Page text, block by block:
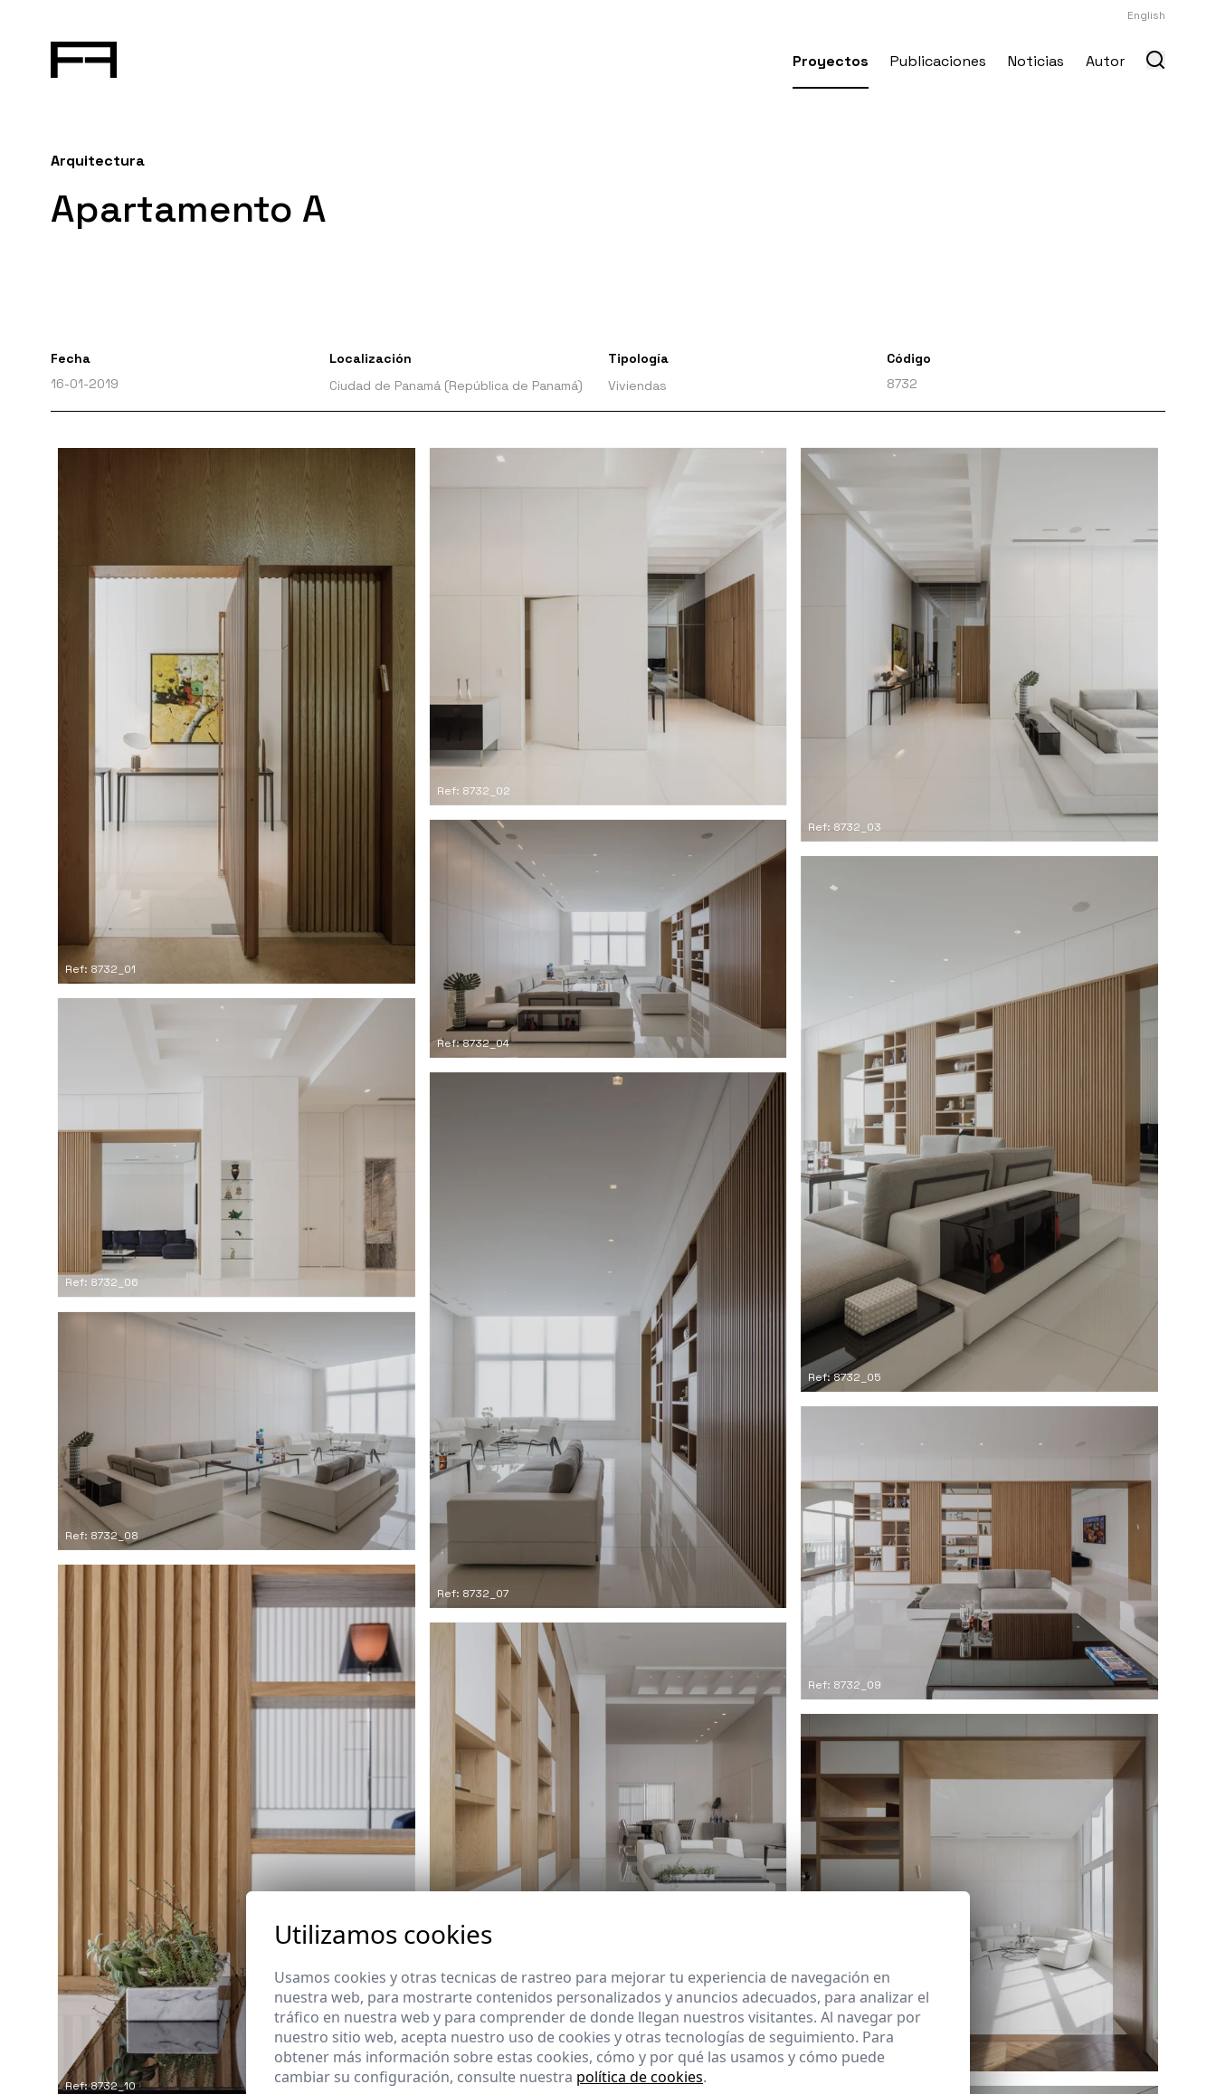
English
Proyectos Publicaciones Noticias Autor
Arquitectura
Apartamento A
Fecha
16-01-2019
Localización
Ciudad de Panamá (República de Panamá)
Tipología
Viviendas
Código
8732
Ref: 8732_01
Ref: 8732_02
Ref: 8732_03
Ref: 8732_04
Ref: 8732_05
Ref: 8732_06
Ref: 8732_07
Ref: 8732_08
Ref: 8732_09
Ref: 8732_10
Ref: 8732_12
Utilizamos cookies
Usamos cookies y otras tecnicas de rastreo para mejorar tu experiencia de navegación en
nuestra web, para mostrarte contenidos personalizados y anuncios adecuados, para analizar el
tráfico en nuestra web y para comprender de donde llegan nuestros visitantes. Al navegar por
nuestro sitio web, acepta nuestro uso de cookies y otras tecnologías de seguimiento. Para
obtener más información sobre estas cookies, cómo y por qué las usamos y cómo puede
cambiar su configuración, consulte nuestra política de cookies.